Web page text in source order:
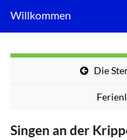
Willkommen
Die
Singen an der